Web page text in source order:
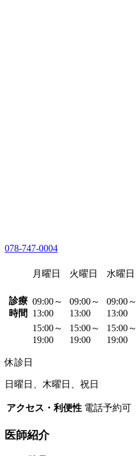
078-747-0004
月曜日 火曜日 水曜日
診療
時間
09:00～
13:00
09:00～
13:00
09:00～
13:00
15:00～
19:00
15:00～
19:00
15:00～
19:00
休診日
日曜日、木曜日、祝日
アクセス・利便性 電話予約可
医師紹介